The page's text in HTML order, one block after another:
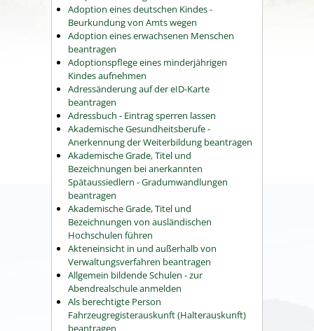
Adoption eines deutschen Kindes -
Beurkundung von Amts wegen
Adoption eines erwachsenen Menschen
beantragen
Adoptionspflege eines minderjährigen
Kindes aufnehmen
Adressänderung auf der eID-Karte
beantragen
Adressbuch - Eintrag sperren lassen
Akademische Gesundheitsberufe -
Anerkennung der Weiterbildung beantragen
Akademische Grade, Titel und
Bezeichnungen bei anerkannten
Spätaussiedlern - Gradumwandlungen
beantragen
Akademische Grade, Titel und
Bezeichnungen von ausländischen
Hochschulen führen
Akteneinsicht in und außerhalb von
Verwaltungsverfahren beantragen
Allgemein bildende Schulen - zur
Abendrealschule anmelden
Als berechtigte Person
Fahrzeugregisterauskunft (Halterauskunft)
beantragen